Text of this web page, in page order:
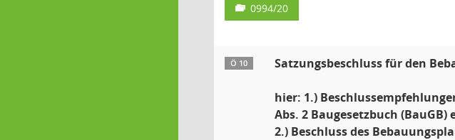
0994/20
Ö 10 Satzungsbeschluss für den
hier: 1.)
Abs. 2 Baugesetzbuch
2.) Beschluss des